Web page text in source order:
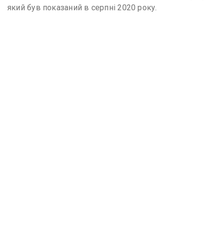
який був показаний в серпні 2020 року.